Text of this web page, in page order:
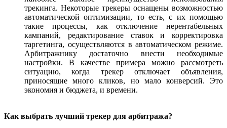
трекинга. Некоторые трекеры оснащены возможностью
автоматической оптимизации, то есть, с их помощью
такие процессы, как отключение нерентабельных
кампаний, редактирование ставок и корректировка
таргетинга, осуществляются в автоматическом режиме.
Арбитражнику достаточно внести необходимые
настройки. В качестве примера можно рассмотреть
ситуацию, когда трекер отключает объявления,
приносящие много кликов, но мало конверсий. Это
экономия и бюджета, и времени.
Как выбрать лучший трекер для арбитража?